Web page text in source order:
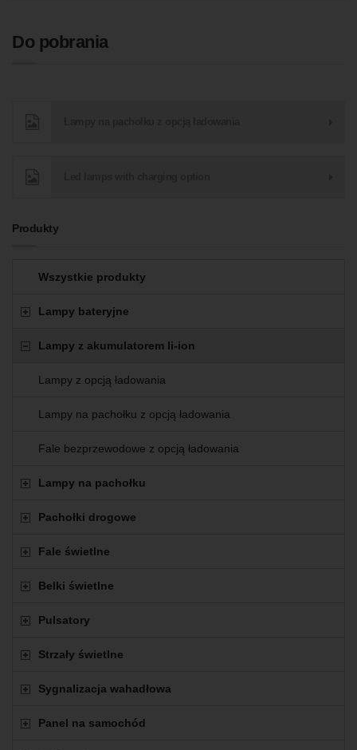
Do pobrania
Produkty
Wszystkie produkty
Lampy bateryjne
Lampy z akumulatorem li-ion
Lampy z opcją ładowania
Lampy na pachołku z opcją ładowania
Fale bezprzewodowe z opcją ładowania
Lampy na pachołku
Pachołki drogowe
Fale świetlne
Belki świetlne
Pulsatory
Strzały świetlne
Sygnalizacja wahadłowa
Panel na samochód